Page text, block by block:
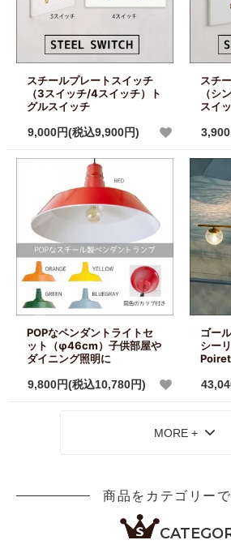
スチールプレートスイッチ
（3スイッチ/4スイッチ）ト
グルスイッチ
9,000円(税込9,900円)
スチ
（シ
スイ
POPなペンダントライトセ
ット（φ46cm）子供部屋や
ダイニング照明に
9,800円(税込10,780円)
ゴー
シー
MORE +
商品をカテゴリー